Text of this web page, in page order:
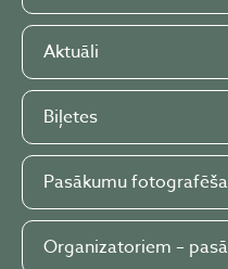
Aktuāli
Biļetes
Pasākumu
Organizatoriem –